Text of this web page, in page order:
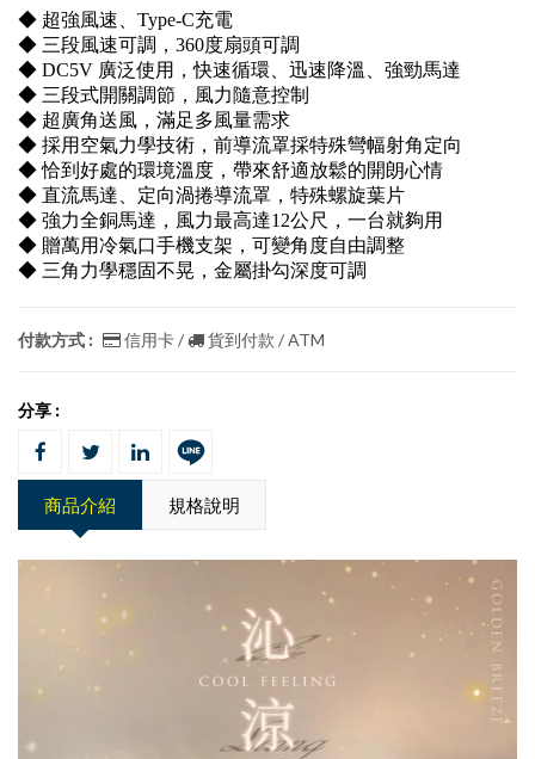
◆ 超強風速、Type-C充電
◆ 三段風速可調，360度扇頭可調
◆ DC5V 廣泛使用，快速循環、迅速降溫、強勁馬達
◆ 三段式開關調節，風力隨意控制
◆ 超廣角送風，滿足多風量需求
◆ 採用空氣力學技術，前導流罩採特殊彎幅射角定向
◆ 恰到好處的環境溫度，帶來舒適放鬆的開朗心情
◆ 直流馬達、定向渦捲導流罩，特殊螺旋葉片
◆ 強力全銅馬達，風力最高達12公尺，一台就夠用
◆ 贈萬用冷氣口手機支架，可變角度自由調整
◆ 三角力學穩固不晃，金屬掛勾深度可調
付款方式 : 信用卡 / 貨到付款 / ATM
分享 :
商品介紹 規格說明